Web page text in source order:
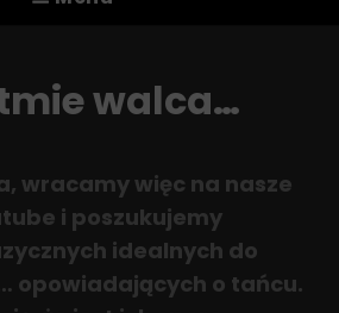
walca…
wracamy więc na nasze
i poszukujemy
idealnych do
opowiadających o tańcu.